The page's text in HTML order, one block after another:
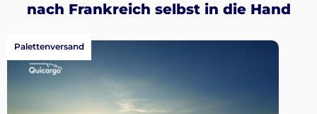
Registrieren
nach Frankreich selbst in die Hand
Palettenversand